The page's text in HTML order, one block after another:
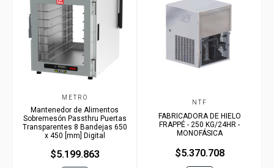
METRO
Mantenedor de Alimentos
Sobremesón Passthru Puertas
Transparentes 8 Bandejas 650
x 450 [mm] Digital
$5.199.863
NTF
FABRICADORA DE HIELO
FRAPPÉ - 250 KG/24HR -
MONOFÁSICA
$5.370.708